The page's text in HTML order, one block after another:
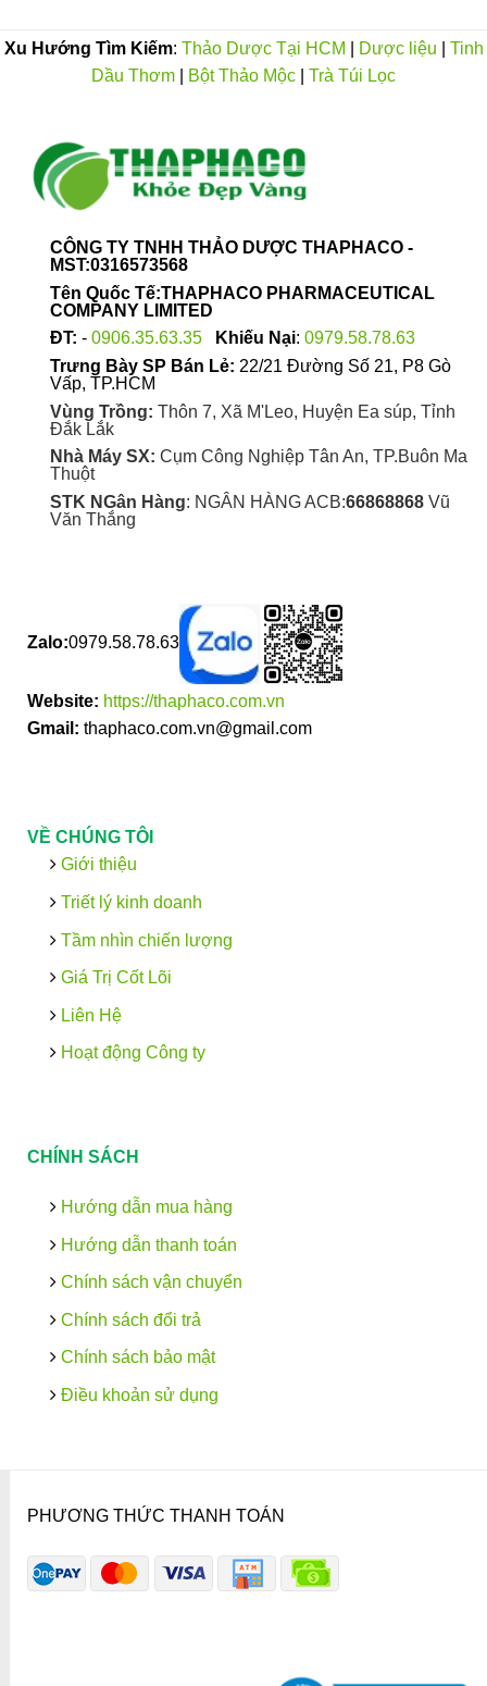
nhiều
biến
tùy
chọn
có
được
chọn
trên
trang
sản
Xu Hướng Tìm Kiếm: Thảo Dược Tại HCM Dược liệu
Tinh
Dầu Thơm
Bột Thảo Mộc Trà Túi Lọc
CÔNG TY TNHH THẢO DƯỢC THAPHACO -
MST:0316573568
Tên Quốc Tế:THAPHACO PHARMACEUTICAL
COMPANY LIMITED
ĐT: - 0906.35.63.35 Khiếu Nại: 0979.58.78.63
Trưng Bày SP Bán Lẻ: 22/21 Đường Số 21, P8 Gò
Vấp, TP.HCM
Vùng Trồng: Thôn 7, Xã M'Leo, Huyện Ea súp, Tỉnh
Đắk Lắk
Nhà Máy SX: Cụm Công Nghiệp Tân An, TP.Buôn Ma
Thuột
STK NGân Hàng: NGÂN HÀNG ACB:66868868Vũ
Văn Thắng
Zalo:0979.58.78.63
Website: https://thaphaco.com.vn
Gmail: thaphaco.com.vn@gmail.com
VỀ CHÚNG TÔI
Giới thiệu
Triết lý kinh doanh
Tầm nhìn chiến lượng
Giá Trị Cốt Lõi
Liên Hệ
Hoạt động Công ty
CHÍNH SÁCH
Hướng dẫn mua hàng
Hướng dẫn thanh toán
Chính sách vận chuyển
Chính sách đổi trả
Chính sách bảo mật
Điều khoản sử dụng
PHƯƠNG THỨC THANH TOÁN